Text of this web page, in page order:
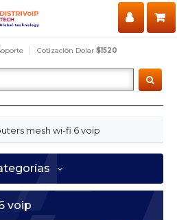
Cotización Dolar $1520
mesh wi-fi 6 voip
voip